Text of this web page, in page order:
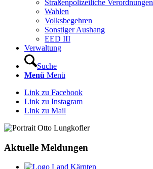
Straßenpolizeiliche Verordnungen
Wahlen
Volksbegehren
Sonstiger Aushang
EED III
Verwaltung
Suche
Menü Menü
Link zu Facebook
Link zu Instagram
Link zu Mail
Aktuelle Meldungen